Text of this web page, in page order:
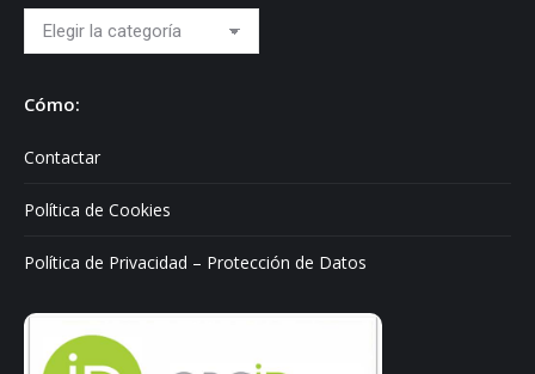
Hablo
sobre:
Cómo:
Contactar
Política de Cookies
Política de Privacidad – Protección de Datos